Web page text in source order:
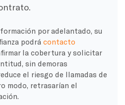
por adelantado, su
podrá contacto
la cobertura y solicitar
sin demoras
el riesgo de llamadas de
modo, retrasarían el